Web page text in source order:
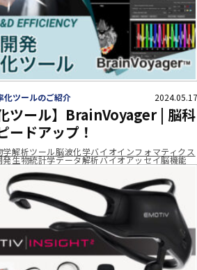
化ツールのご紹介 2024.05.17
化ツール】BrainVoyager | 脳科
ードアップ！
学解析ツール脳波化学バイオインフォマティクス
発生物統計学データ解析バイオアッセイ脳機能